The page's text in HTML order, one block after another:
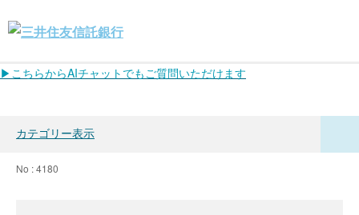
▶こちらからAIチャットでもご質問いただけます
カテゴリー表示
No : 4180